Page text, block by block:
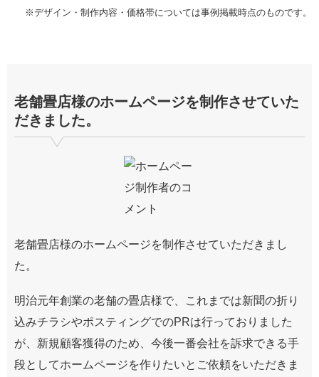
※デザイン・制作内容・価格帯については事例掲載時点のものです。
老舗畳店様のホームページを制作させていた
だきました。
老舗畳店様のホームページを制作させていただきまし
た。
明治元年創業の老舗の畳店様で、これまでは新聞の折り
込みチラシやポスティングでのPRは行っておりました
が、新規顧客獲得のため、今後一番会社を訴求できる手
段としてホームページを作りたいとご依頼をいただきま